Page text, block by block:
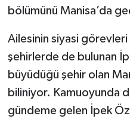
bölümünü Manisa’da
Ailesinin siyasi görevleri
şehirlerde de bulunan
büyüdüğü şehir olan
biliniyor. Kamuoyunda
gündeme gelen İpek